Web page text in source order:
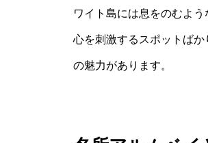
ワイト島には息をのむよ
心を刺激するスポットば
の魅力があります。